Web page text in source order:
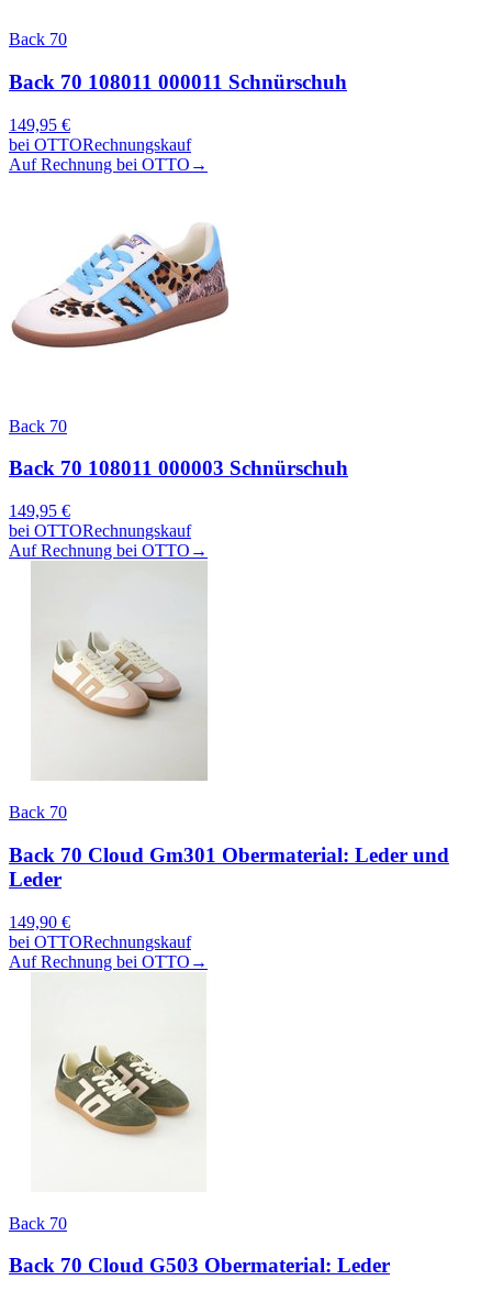
Back 70
Back 70 108011 000011 Schnürschuh
149,95 €
bei OTTORechnungskauf
Auf Rechnung bei OTTO →
Back 70
Back 70 108011 000003 Schnürschuh
149,95 €
bei OTTORechnungskauf
Auf Rechnung bei OTTO →
Back 70
Back 70 Cloud Gm301 Obermaterial: Leder und
Leder
149,90 €
bei OTTORechnungskauf
Auf Rechnung bei OTTO →
Back 70
Back 70 Cloud G503 Obermaterial: Leder